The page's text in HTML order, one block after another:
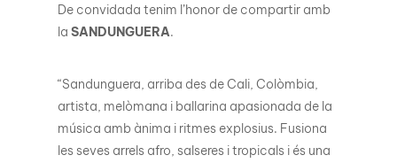
De convidada tenim l’honor de compartir amb
la SANDUNGUERA.
“Sandunguera, arriba des de Cali, Colòmbia,
artista, melòmana i ballarina apasionada de la
música amb ànima i ritmes explosius. Fusiona
les seves arrels afro, salseres i tropicals i és una